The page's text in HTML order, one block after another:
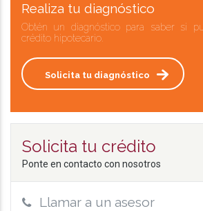
Realiza tu diagnóstico
Obtén un diagnóstico para saber si
crédito hipotecario.
Solicita tu diagnóstico
Solicita tu crédito
Ponte en contacto con nosotros
Llamar a un asesor